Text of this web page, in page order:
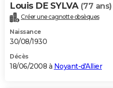
Louis DE SYLVA (77 ans)
Créer une cagnotte obsèques
Naissance
30/08/1930
Décès
18/06/2008 à Noyant-d'Allier